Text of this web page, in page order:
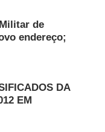
de
endereço;
DA
EM